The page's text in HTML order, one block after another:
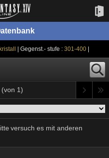
| Gegenst.- stufe :301-400|
(von 1)
versuch es mit anderen